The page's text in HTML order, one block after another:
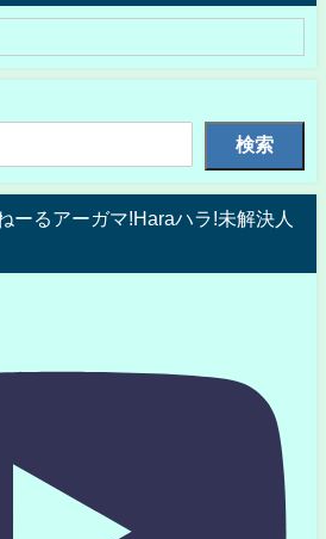
検索
ーるアーガマ!Haraハラ!未解決人